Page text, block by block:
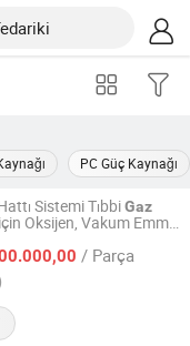
PC Güç Kaynağı
Sistemi TıbbiGaz
Oksijen, Vakum Emme
/ Parça